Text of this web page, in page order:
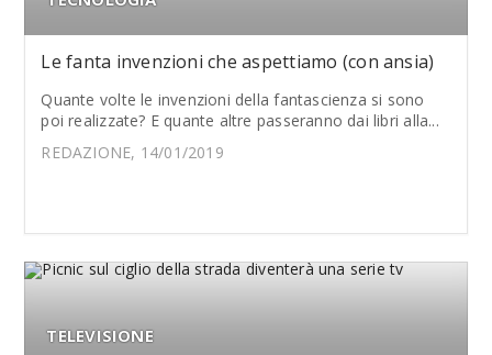
Le fanta invenzioni che aspettiamo (con ansia)
Quante volte le invenzioni della fantascienza si sono
poi realizzate? E quante altre passeranno dai libri alla...
REDAZIONE, 14/01/2019
TELEVISIONE